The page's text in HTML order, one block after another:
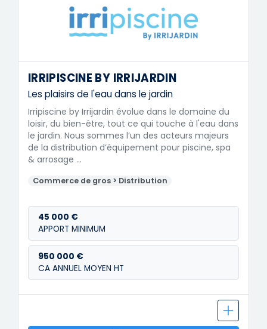
IRRIPISCINE BY IRRIJARDIN
Les plaisirs de l'eau dans le jardin
Irripiscine by Irrijardin évolue dans le domaine du
loisir, du bien-être, tout ce qui touche à l'eau dans
le jardin. Nous sommes l’un des acteurs majeurs
de la distribution d’équipement pour piscine, spa
& arrosage …
Commerce de gros > Distribution
45 000 €
APPORT MINIMUM
950 000 €
CA ANNUEL MOYEN HT